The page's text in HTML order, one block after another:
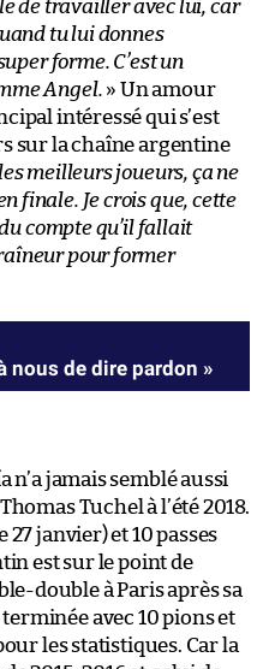
de travailler avec lui, car
tu lui donnes
forme. C’est un
Angel. » Un amour
intéressé qui s’est
sur la chaîne argentine
meilleurs joueurs, ça ne
finale. Je crois que, cette
compte qu’il fallait
pour former
nous de dire pardon »
n’a jamais semblé aussi
Tuchel à l’été 2018.
27 janvier) et 10 passes
est sur le point de
double à Paris après sa
avec 10 pions et
les statistiques. Car la